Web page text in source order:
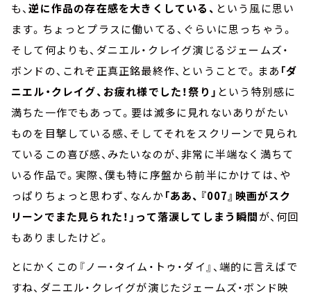
も、逆に作品の存在感を大きくしている、 という風に思い
ます。ちょっとプラスに働いてる、ぐらいに思っちゃう。
そして何よりも、ダニエル・クレイグ演じるジェームズ・
ボンドの、これぞ正真正銘最終作、ということで。まあ 「ダ
ニエル・クレイグ、お疲れ様でした！祭り」 という特別感に
満ちた一作でもあって。要は滅多に見れないありがたい
ものを目撃している感、そしてそれをスクリーンで見られ
ているこの喜び感、みたいなのが、非常に半端なく満ちて
いる作品で。実際、僕も特に序盤から前半にかけては、や
っぱりちょっと思わず、なんか「ああ、『007』映画がスク
リーンでまた見られた！」って落涙してしまう瞬間が、何回
もありましたけど。
とにかくこの『ノー・タイム・トゥ・ダイ』、端的に言えばで
すね、ダニエル・クレイグが演じたジェームズ・ボンド映